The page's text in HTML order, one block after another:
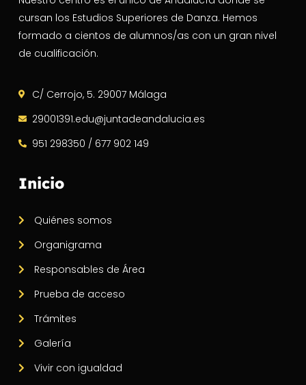
cursan los Estudios Superiores de Danza. Hemos
formado a cientos de alumnos/as con un gran nivel
de cualificación.
C/ Cerrojo, 5. 29007 Málaga
29001391.edu@juntadeandalucia.es
951 298350 / 677 902 149
Inicio
Quiénes somos
Organigrama
Responsables de Área
Prueba de acceso
Trámites
Galería
Vivir con igualdad